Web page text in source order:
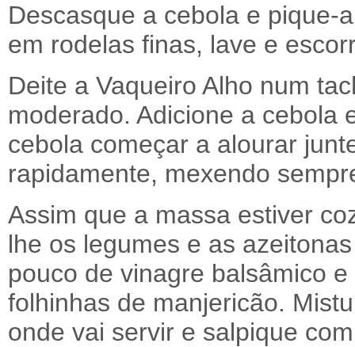
Descasque a cebola e pique-
em rodelas finas, lave e
Deite a Vaqueiro Alho num
moderado. Adicione a cebola
cebola começar a alourar
rapidamente, mexendo
Assim que a massa estiver
lhe os legumes e as
pouco de vinagre balsâmico
folhinhas de manjericão.
onde vai servir e salpique